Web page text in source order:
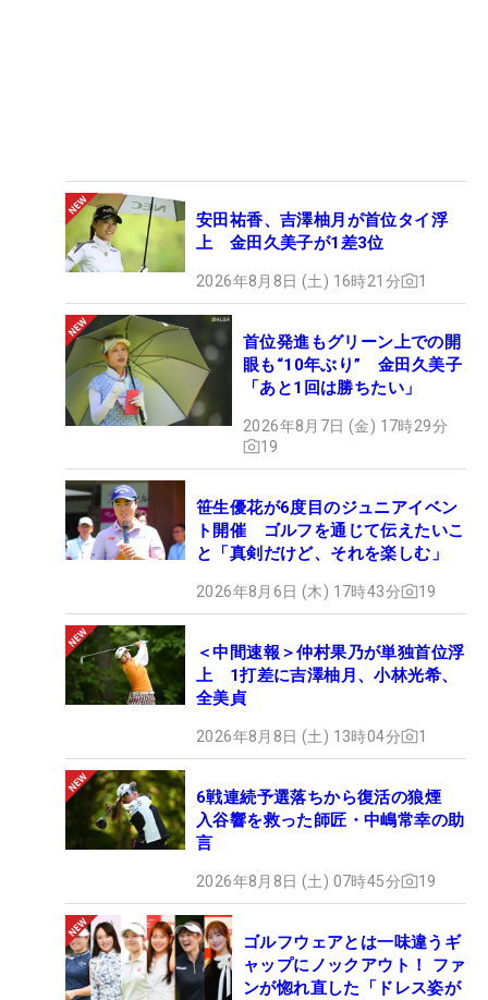
安田祐香、吉澤柚月が首位タイ浮
上 金田久美子が1差3位
2026年8月8日 (土) 16時21分 1
首位発進もグリーン上での開
眼も“10年ぶり” 金田久美子
「あと1回は勝ちたい」
2026年8月7日 (金) 17時29分
19
笹生優花が6度目のジュニアイベン
ト開催 ゴルフを通じて伝えたいこ
と「真剣だけど、それを楽しむ」
2026年8月6日 (木) 17時43分 19
＜中間速報＞仲村果乃が単独首位浮
上 1打差に吉澤柚月、小林光希、
全美貞
2026年8月8日 (土) 13時04分 1
6戦連続予選落ちから復活の狼煙
入谷響を救った師匠・中嶋常幸の助
言
2026年8月8日 (土) 07時45分 19
ゴルフウェアとは一味違うギ
ャップにノックアウト！ ファ
ンが惚れ直した「ドレス姿が